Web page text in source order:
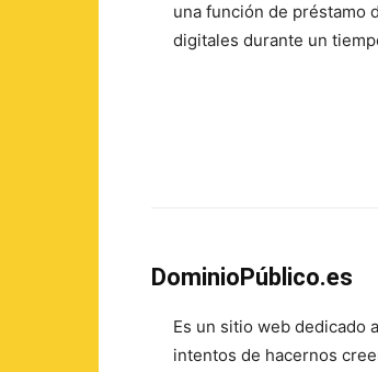
una función de préstamo
digitales durante un
DominioPúblico.es
Es un sitio web dedicado
intentos de hacernos